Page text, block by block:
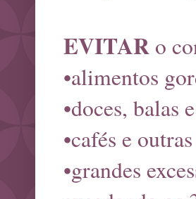
EVITAR o
•alimentos
•doces, balas
•cafés e
•grandes